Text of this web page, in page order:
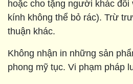
hoặc cho tặng người khác
kính không thể bỏ rác). Trừ
thuận khác.
Không nhận in những sản
phong mỹ tục. Vi phạm pháp